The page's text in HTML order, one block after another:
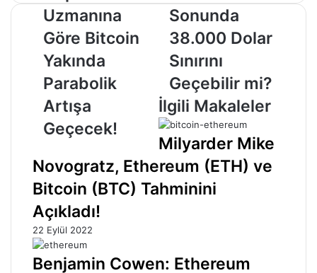
Uzmanına
Göre
Bitcoin
Yakında
Parabolik
Artışa
Geçecek!
Uzmanına
Göre Bitcoin
Yakında
Parabolik
Artışa
Geçecek!
Yıl
Sonunda
38.000
Dolar
Sınırını
Geçebilir
mi?
Sonunda
38.000 Dolar
Sınırını
Geçebilir mi?
İlgili Makaleler
Milyarder Mike
Novogratz, Ethereum (ETH) ve
Bitcoin (BTC) Tahminini
Açıkladı!
22 Eylül 2022
Benjamin Cowen: Ethereum